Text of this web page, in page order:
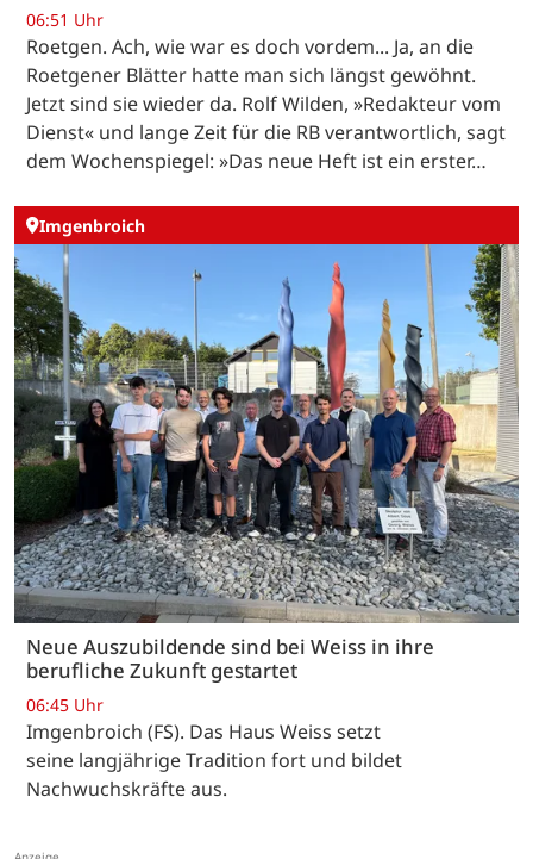
06:51 Uhr
Roetgen. Ach, wie war es doch vordem... Ja, an die
Roetgener Blätter hatte man sich längst gewöhnt.
Jetzt sind sie wieder da. Rolf Wilden, »Redakteur vom
Dienst« und lange Zeit für die RB verantwortlich, sagt
dem Wochenspiegel: »Das neue Heft ist ein erster…
Imgenbroich
Neue Auszubildende sind bei Weiss in ihre
berufliche Zukunft gestartet
06:45 Uhr
Imgenbroich (FS). Das Haus Weiss setzt
seine langjährige Tradition fort und bildet
Nachwuchskräfte aus.